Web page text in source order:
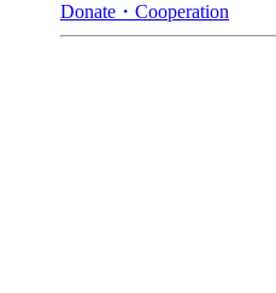
Donate・Cooperation